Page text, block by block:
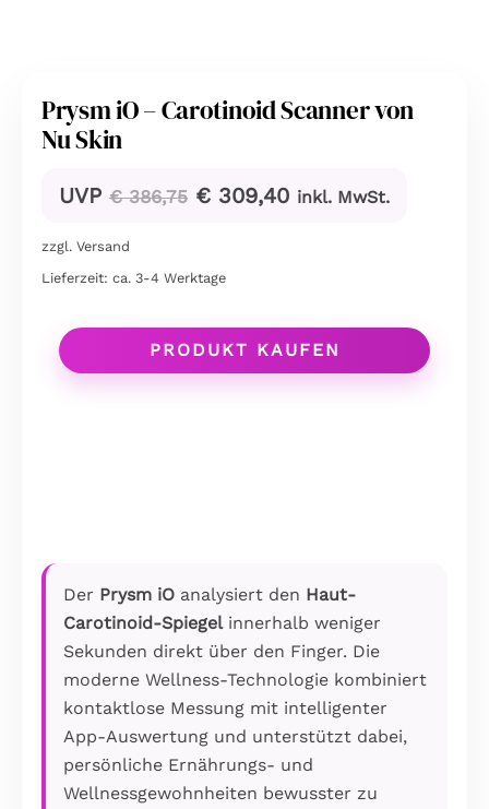
Prysm iO – Carotinoid Scanner von
Nu Skin
UVP €386,75 Ursprünglicher
€ 386,75
€ 309,40Aktueller
inkl. MwSt.
zzgl. Versand
Lieferzeit: ca. 3-4 Werktage
PRODUKT KAUFEN
Der Prysm iO analysiert den Haut-
Carotinoid-Spiegelinnerhalb weniger
Sekunden direkt über den Finger. Die
moderne Wellness-Technologie kombiniert
kontaktlose Messung mit intelligenter
App-Auswertung und unterstützt dabei,
persönliche Ernährungs- und
Wellnessgewohnheiten bewusster zu